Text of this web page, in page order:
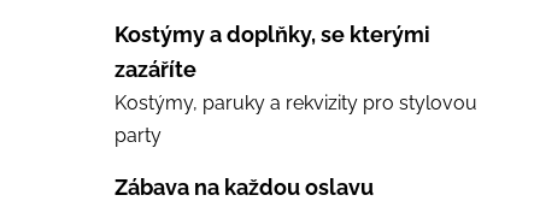
Kostýmy a doplňky, se kterými
zazáříte
Kostýmy, paruky a rekvizity pro stylovou
party
Zábava na každou oslavu